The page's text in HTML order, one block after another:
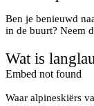
Ben je benieuwd
in de buurt? Neem
Wat is
Embed not found
Waar alpineskiërs